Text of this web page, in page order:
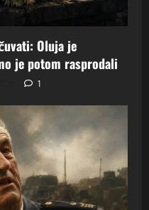
Oluja je
je potom rasprodali
1